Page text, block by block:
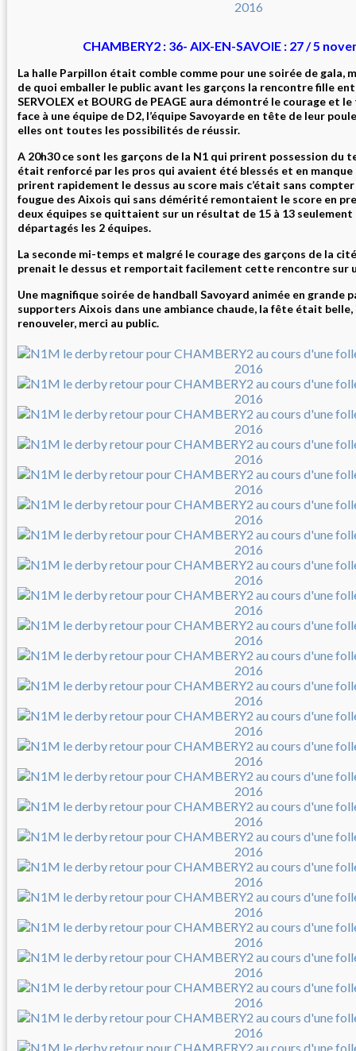
CHAMBERY2 : 36- AIX-EN-SAVOIE : 27 / 5
La halle Parpillon était comble comme pour une soirée de gala,
de quoi emballer le public avant les garçons la rencontre fille
SERVOLEX et BOURG de PEAGE aura démontré le courage et
face à une équipe de D2, l’équipe Savoyarde en tête de leur
elles ont toutes les possibilités de réussir.
A 20h30 ce sont les garçons de la N1 qui prirent possession du
était renforcé par les pros qui avaient été blessés et en manque
prirent rapidement le dessus au score mais c’était sans
fougue des Aixois qui sans démérité remontaient le score en
deux équipes se quittaient sur un résultat de 15 à 13
départagés les 2 équipes.
La seconde mi-temps et malgré le courage des garçons de la
prenait le dessus et remportait facilement cette rencontre sur
Une magnifique soirée de handball Savoyard animée en grande
supporters Aixois dans une ambiance chaude, la fête était
renouveler, merci au public.